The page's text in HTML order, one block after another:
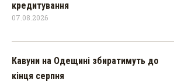
кредитування
07.08.2026
Кавуни на Одещині збиратимуть до
кінця серпня